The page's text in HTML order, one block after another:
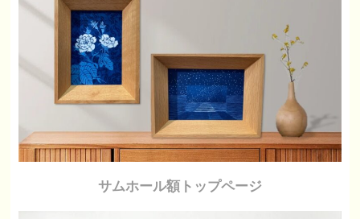
サムホール額トップページ